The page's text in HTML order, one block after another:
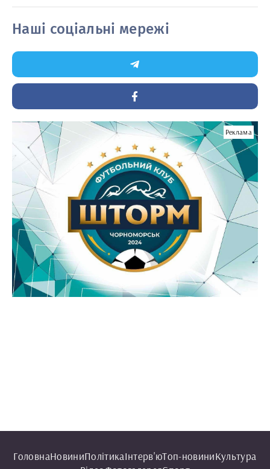
Наші соціальні мережі
Реклама
ГоловнаНовиниПолітикаІнтерв'юТоп-новиниКультура